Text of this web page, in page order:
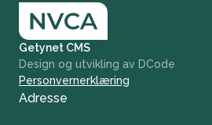
Getynet CMS
Design og utvikling av DCode
Personvernerklæring
Adresse